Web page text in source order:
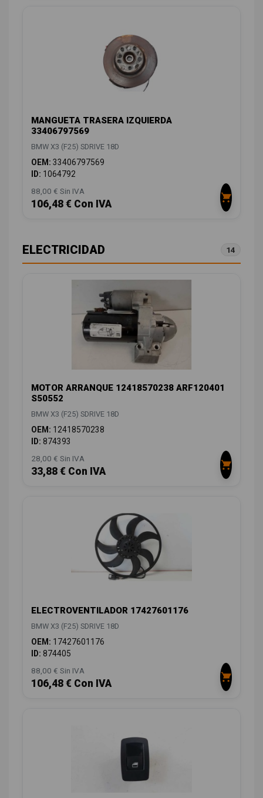
MANGUETA TRASERA IZQUIERDA
33406797569
BMW X3 (F25) SDRIVE 18D
OEM: 33406797569
ID: 1064792
88,00 € Sin IVA
106,48 € Con IVA
ELECTRICIDAD 14
MOTOR ARRANQUE 12418570238 ARF120401
S50552
BMW X3 (F25) SDRIVE 18D
OEM: 12418570238
ID: 874393
28,00 € Sin IVA
33,88 € Con IVA
ELECTROVENTILADOR 17427601176
BMW X3 (F25) SDRIVE 18D
OEM: 17427601176
ID: 874405
88,00 € Sin IVA
106,48 € Con IVA